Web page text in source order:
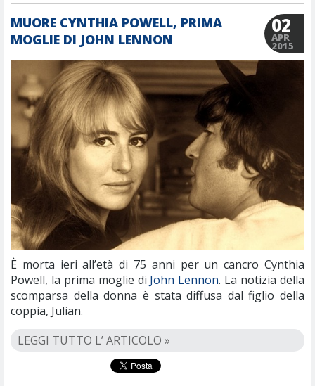
MUORE CYNTHIA POWELL, PRIMA
MOGLIE DI JOHN LENNON
02
APR
2015
È morta ieri all’età di 75 anni per un cancro Cynthia
Powell, la prima moglie di John Lennon. La notizia della
scomparsa della donna è stata diffusa dal figlio della
coppia, Julian.
LEGGI TUTTO L’ ARTICOLO »